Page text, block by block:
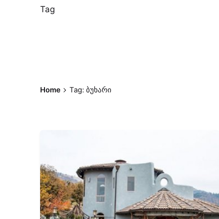
Tag
Home Tag: ბუხარი